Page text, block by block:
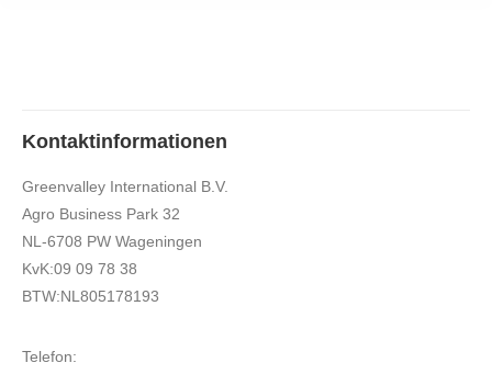
Kontaktinformationen
Greenvalley International B.V.
Agro Business Park 32
NL-6708 PW Wageningen
KvK:09 09 78 38
BTW:NL805178193
Telefon: